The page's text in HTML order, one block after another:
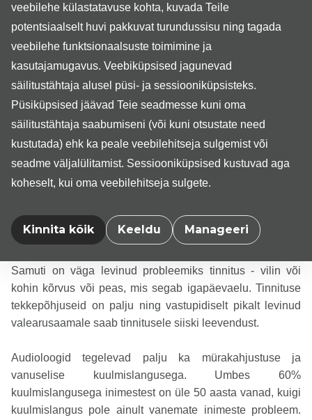
veebilehe külastatavuse kohta, kuvada Teile
potentsiaalselt huvi pakkuvat turundussisu ning tagada
veebilehe funktsionaalsuste toimimine ja
kasutajamugavus. Veebiküpsised jagunevad
säilitustähtaja alusel püsi- ja sessiooniküpsisteks.
Püsiküpsised jäävad Teie seadmesse kuni oma
säilitustähtaja saabumiseni (või kuni otsustate need
kustutada) ehk ka peale veebilehitseja sulgemist või
seadme väljalülitamist. Sessiooniküpsised kustuvad aga
koheselt, kui oma veebilehitseja sulgete.
Kinnita kõik Keeldu Manageeri
hinnangul kõige sagedasemad ja
„populaarsemad“?
Vertiigo ehk pearinglus või ka peapööritus on väga levinud
probleem, mille lahendamise osas audioloog aidata saab.
Vertiigo on ka üks kõige tüüpilisemaid põhjuseid, miks
Vertiigopõhjustajatest on vaieldamatult kõige tüüpilisem
healoomuline asendivertiigo, kus meie tasakaaluorganites
asuvad kaltsiumkarbonaatkivikesed on õigest kohast ära
liikunud ning vajavad tagasipaigutamist. Protseduur
krooniline, kuid ravimata asendivertiigo võib kimbutada
aastaid.
Samuti on väga levinud probleemiks tinnitus - vilin või
kohin kõrvus või peas, mis segab igapäevaelu. Tinnituse
tekkepõhjuseid on palju ning vastupidiselt pikalt levinud
valearusaamale saab tinnitusele siiski leevendust.
Audioloogid tegelevad palju ka mürakahjustuse ja
vanuselise kuulmislangusega. Umbes 60%
kuulmislangusega inimestest on üle 50 aasta vanad, kuigi
kuulmislangus pole ainult vanemate inimeste probleem.